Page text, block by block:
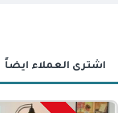
اشترى العملاء ايضاً